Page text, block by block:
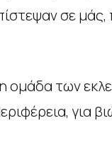
σε
ομάδα των
για